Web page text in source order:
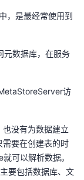
，是最经常使用到
元数据库，在服务
访
没有为数据建立
要在创建表的时
可以解析数据。
要包括数据库、文